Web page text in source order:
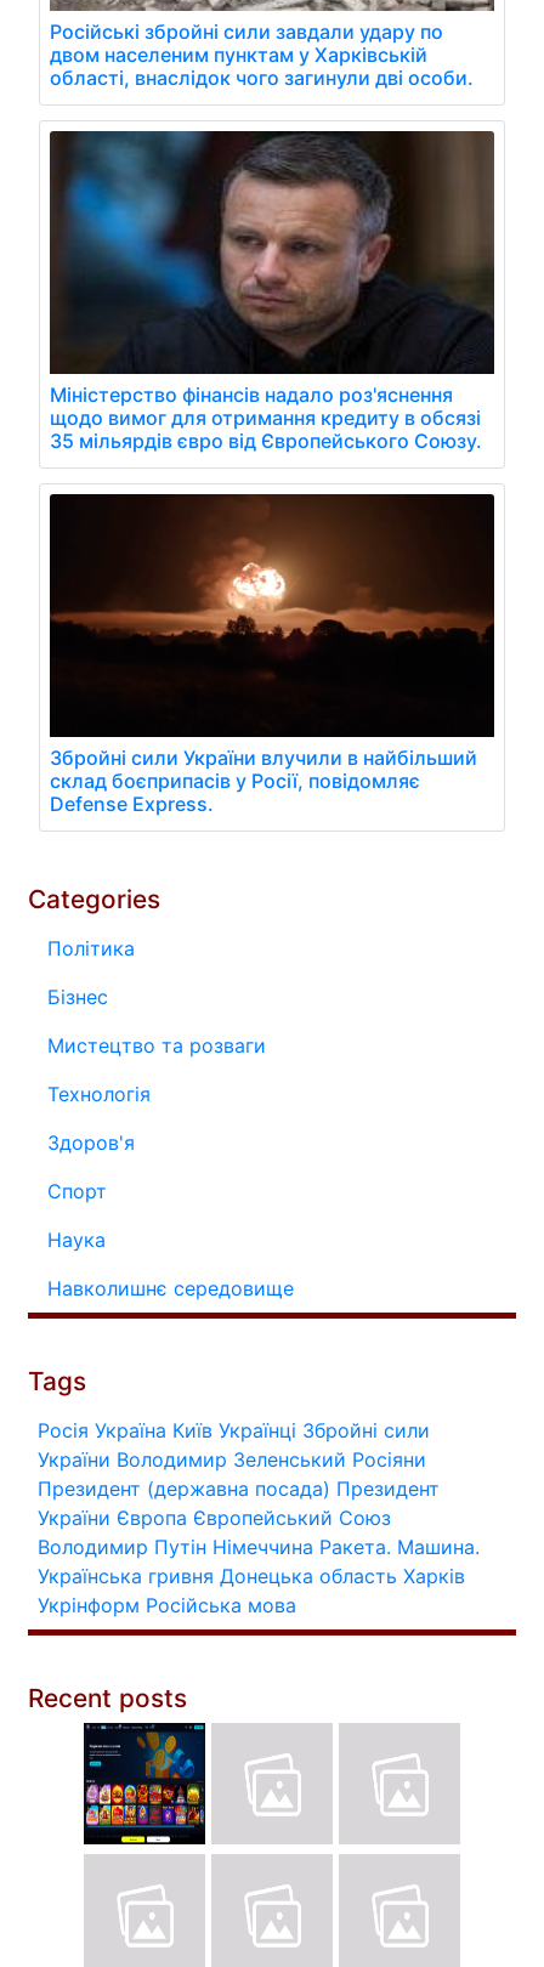
Російські збройні сили завдали удару по
двом населеним пунктам у Харківській
області, внаслідок чого загинули дві особи.
Міністерство фінансів надало роз'яснення
щодо вимог для отримання кредиту в обсязі
35 мільярдів євро від Європейського Союзу.
Збройні сили України влучили в найбільший
склад боєприпасів у Росії, повідомляє
Defense Express.
Categories
Політика
Бізнес
Мистецтво та розваги
Технологія
Здоров'я
Спорт
Наука
Навколишнє середовище
Tags
Росія Україна Київ Українці Збройні сили
України Володимир Зеленський Росіяни
Президент (державна посада) Президент
України Європа Європейський Союз
Володимир Путін Німеччина Ракета. Машина.
Українська гривня Донецька область Харків
Укрінформ Російська мова
Recent posts